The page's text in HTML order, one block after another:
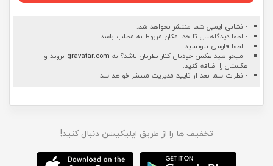
- نشانی ایمیل شما منتشر نخواهد شد.
- لطفا دیدگاهتان تا حد امکان مربوط به مطلب باشد.
- لطفا فارسی بنویسید.
- میخواهید عکس خودتان کنار نظرتان باشد؟ به gravatar.com بروید و
عکستان را اضافه کنید.
- نظرات شما بعد از تایید مدیریت منتشر خواهد شد
تخفیف ها را از طریق اپلیکیشن دنبال کنید!